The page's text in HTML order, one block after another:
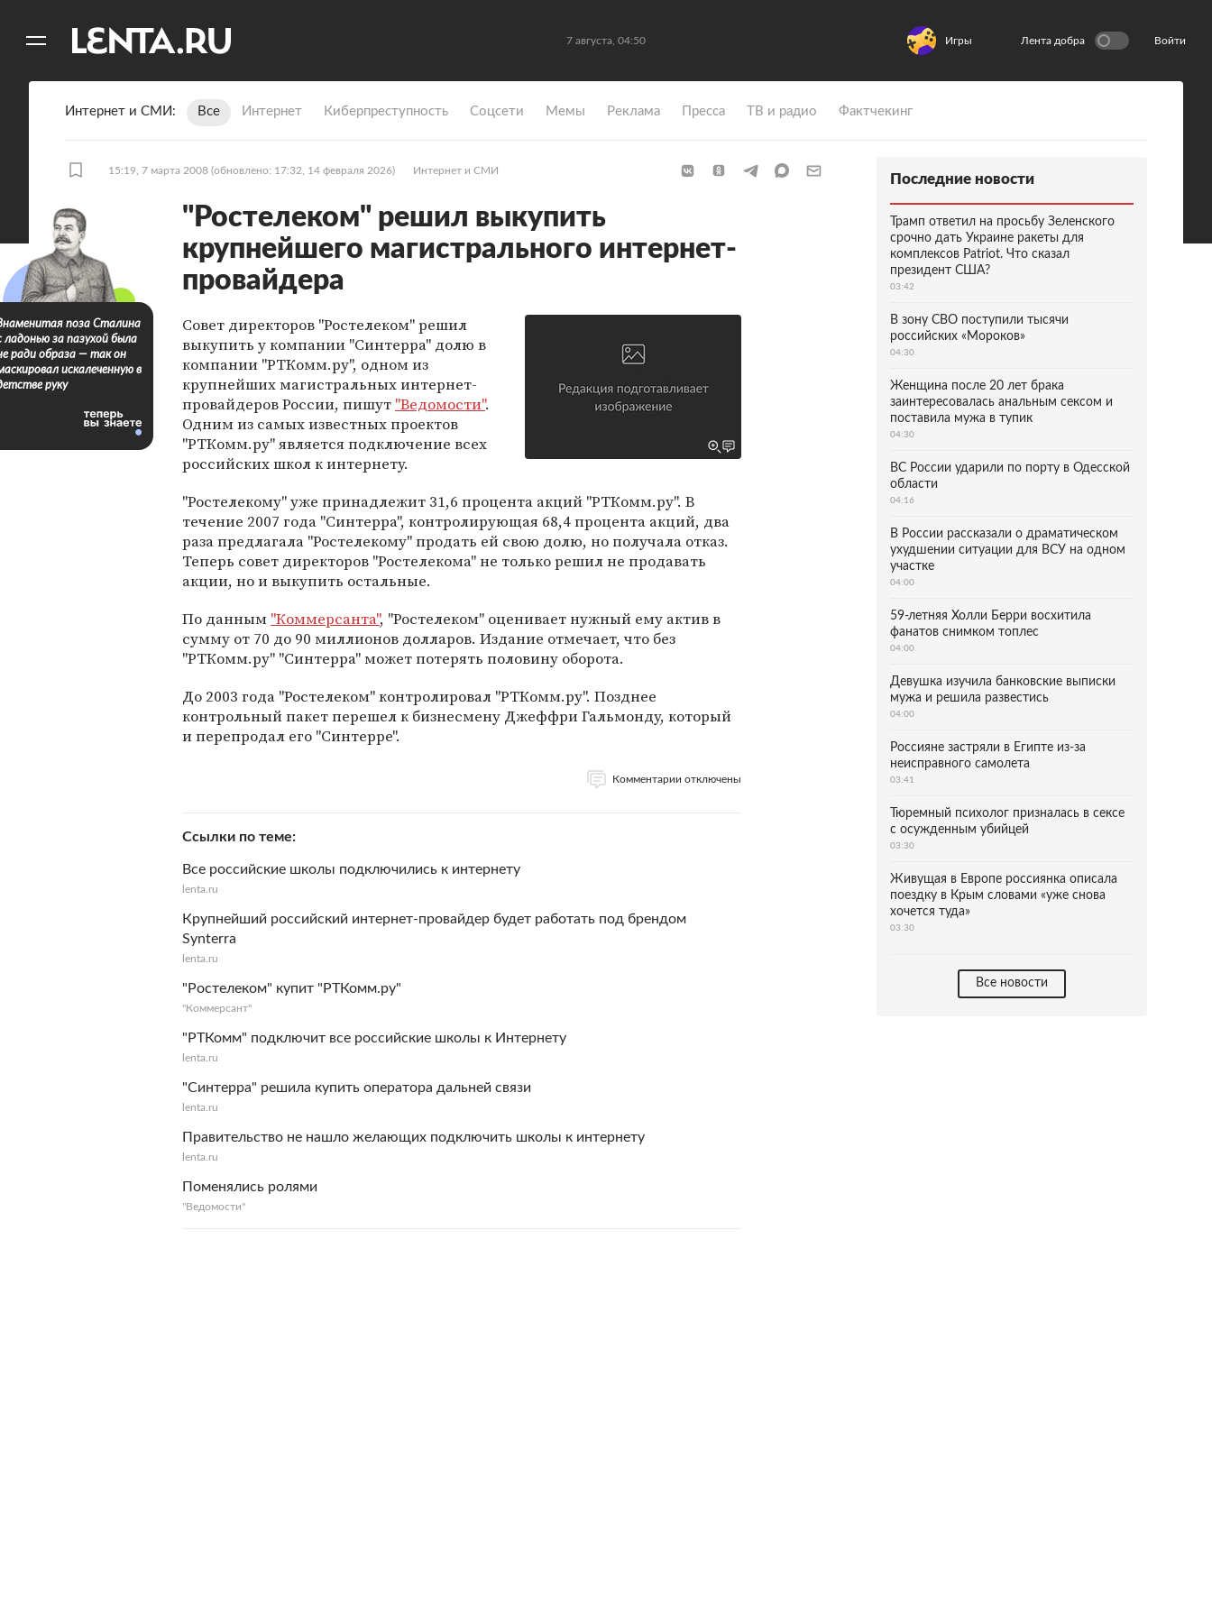
7 августа, 04:50 Игры Лента добра Войти
Интернет и СМИ Все Интернет Киберпреступность Coцсети Мемы Реклама Пресса ТВ и радио Фактчекинг
15:19, 7 марта 2008 (обновлено: 17:32, 14 февраля 2026) Интернет и СМИ
"Ростелеком" решил выкупить
крупнейшего магистрального интернет-
провайдера
Совет директоров "Ростелеком" решил
выкупить у компании "Синтерра" долю в
компании "РТКомм.ру", одном из
крупнейших магистральных интернет-
провайдеров России, пишут "Ведомости".
Одним из самых известных проектов
"РТКомм.ру" является подключение всех
российских школ к интернету.
"Ростелекому" уже принадлежит 31,6 процента акций "РТКомм.ру". В
течение 2007 года "Синтерра", контролирующая 68,4 процента акций, два
раза предлагала "Ростелекому" продать ей свою долю, но получала отказ.
Теперь совет директоров "Ростелекома" не только решил не продавать
акции, но и выкупить остальные.
По данным "Коммерсанта", "Ростелеком" оценивает нужный ему актив в
сумму от 70 до 90 миллионов долларов. Издание отмечает, что без
"РТКомм.ру" "Синтерра" может потерять половину оборота.
До 2003 года "Ростелеком" контролировал "РТКомм.ру". Позднее
контрольный пакет перешел к бизнесмену Джеффри Гальмонду, который
и перепродал его "Синтерре".
Комментарии отключены
Ссылки по теме
Все российские школы подключились к интернету
lenta.ru
Крупнейший российский интернет-провайдер будет работать под брендом
Synterra
lenta.ru
"Ростелеком" купит "РТКомм.ру"
"Коммерсант"
"РТКомм" подключит все российские школы к Интернету
lenta.ru
"Синтерра" решила купить оператора дальней связи
lenta.ru
Правительство не нашло желающих подключить школы к интернету
lenta.ru
Поменялись ролями
"Ведомости"
поза Сталина
ладонью за пазухой была
ради образа — так он
искалеченную в
руку
Последние новости
Трамп ответил на просьбу Зеленского
срочно дать Украине ракеты для
комплексов Patriot. Что сказал
президент США?
03:42
В зону СВО поступили тысячи
российских «Мороков»
04:30
Женщина после 20 лет брака
заинтересовалась анальным сексом и
поставила мужа в тупик
04:30
ВС России ударили по порту в Одесской
области
04:16
В России рассказали о драматическом
ухудшении ситуации для ВСУ на одном
участке
04:00
59-летняя Холли Берри восхитила
фанатов снимком топлес
04:00
Девушка изучила банковские выписки
мужа и решила развестись
04:00
Россияне застряли в Египте из-за
неисправного самолета
03:41
Тюремный психолог призналась в сексе
с осужденным убийцей
03:30
Живущая в Европе россиянка описала
поездку в Крым словами «уже снова
хочется туда»
03:30
Все новости